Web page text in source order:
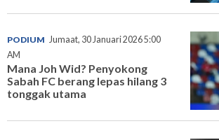
PODIUM Jumaat, 30 Januari 2026 5:00
AM
Mana Joh Wid? Penyokong
Sabah FC berang lepas hilang 3
tonggak utama